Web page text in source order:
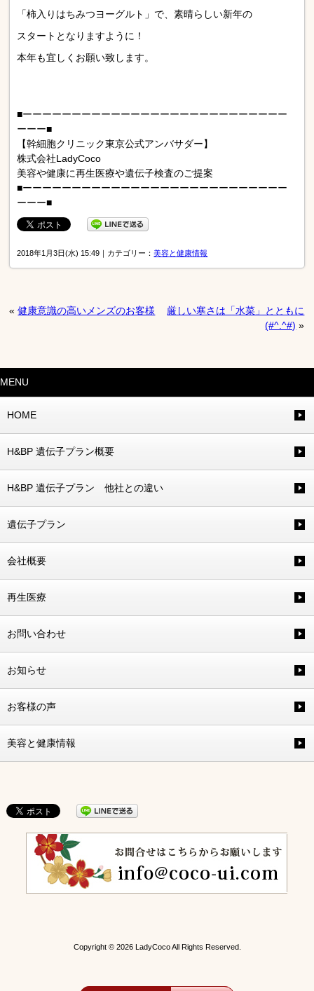
「柿入りはちみつヨーグルト」で、素晴らしい新年の
スタートとなりますように！
本年も宜しくお願い致します。
■ーーーーーーーーーーーーーーーーーーーーーーーーーーー
ーーー■
【幹細胞クリニック東京公式アンバサダー】
株式会社LadyCoco
美容や健康に再生医療や遺伝子検査のご提案
■ーーーーーーーーーーーーーーーーーーーーーーーーーーー
ーーー■
2018年1月3日(水) 15:49｜カテゴリー：美容と健康情報
«健康意識の高いメンズのお客様
厳しい寒さは「水菜」とともに
(#^.^#) »
MENU
HOME
H&BP 遺伝子プラン概要
H&BP 遺伝子プラン 他社との違い
遺伝子プラン
会社概要
再生医療
お問い合わせ
お知らせ
お客様の声
美容と健康情報
Copyright © 2026 LadyCoco All Rights Reserved.